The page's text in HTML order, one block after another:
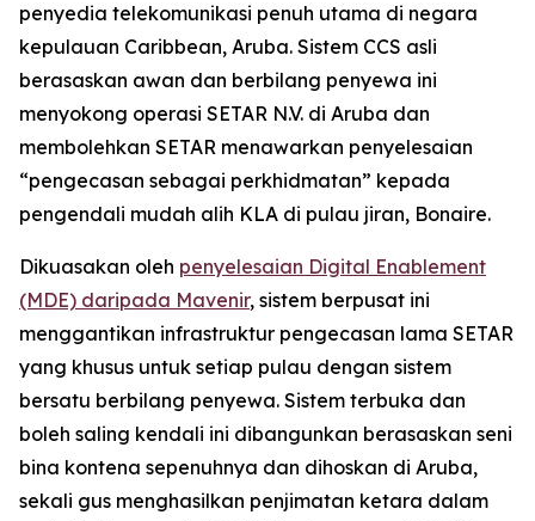
penyedia telekomunikasi penuh utama di negara
kepulauan Caribbean, Aruba. Sistem CCS asli
berasaskan awan dan berbilang penyewa ini
menyokong operasi SETAR N.V. di Aruba dan
membolehkan SETAR menawarkan penyelesaian
“pengecasan sebagai perkhidmatan” kepada
pengendali mudah alih KLA di pulau jiran, Bonaire.
Dikuasakan oleh penyelesaian Digital Enablement
(MDE) daripada Mavenir, sistem berpusat ini
menggantikan infrastruktur pengecasan lama SETAR
yang khusus untuk setiap pulau dengan sistem
bersatu berbilang penyewa. Sistem terbuka dan
boleh saling kendali ini dibangunkan berasaskan seni
bina kontena sepenuhnya dan dihoskan di Aruba,
sekali gus menghasilkan penjimatan ketara dalam